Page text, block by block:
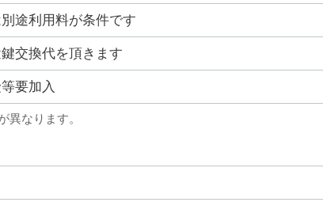
途利用料が条件です
交換代を頂きます
要加入
異なります。